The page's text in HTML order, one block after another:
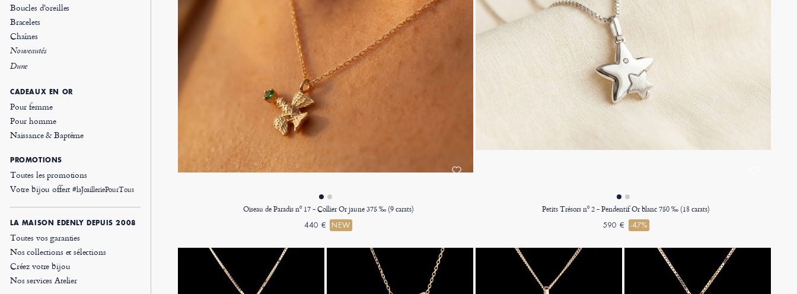
Boucles d'oreilles
Bracelets
Chaînes
Nouveautés
Dune
CADEAUX EN OR
Pour femme
Pour homme
Naissance & Baptême
PROMOTIONS
Toutes les promotions
Votre bijou offert#laJoailleriePourTous
LA MAISON EDENLY DEPUIS 2008
Toutes vos garanties
Nos collections et sélections
Créez votre bijou
Nos services Atelier
Oiseau de Paradis nº 17 - Collier Or jaune 375 ‰ (9 carats)
440 € NEW
Petits Trésors nº 2 - Pendentif Or blanc 750 ‰ (18 carats)
590 € -47%